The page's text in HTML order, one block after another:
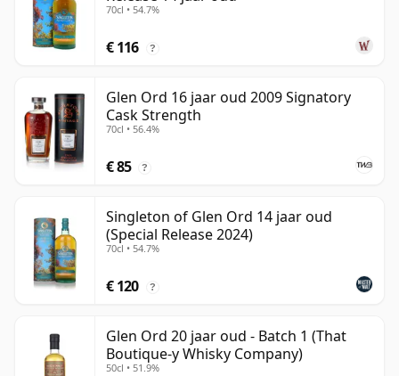
70cl • 54.7%
€ 116 ?
Glen Ord 16 jaar oud 2009 Signatory
Cask Strength
70cl • 56.4%
€ 85 ?
Singleton of Glen Ord 14 jaar oud
(Special Release 2024)
70cl • 54.7%
€ 120 ?
Glen Ord 20 jaar oud - Batch 1 (That
Boutique-y Whisky Company)
50cl • 51.9%